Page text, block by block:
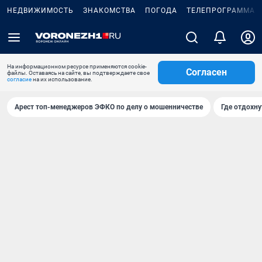
НЕДВИЖИМОСТЬ ЗНАКОМСТВА ПОГОДА ТЕЛЕПРОГРАММА
На информационном ресурсе применяются cookie-
файлы. Оставаясь на сайте, вы подтверждаете свое
согласиена их использование.
Согласен
Арест топ-менеджеров ЭФКО по делу о мошенничестве Где